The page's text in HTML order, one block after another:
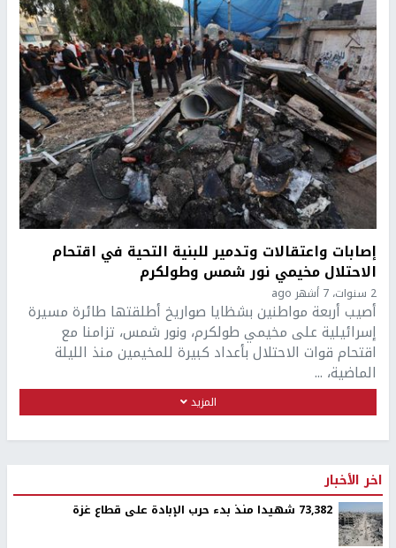
إصابات واعتقالات وتدمير للبنية التحية في اقتحام
الاحتلال مخيمي نور شمس وطولكرم
2 سنوات، 7 أشهر ago
أصيب أربعة مواطنين بشظايا صواريخ أطلقتها طائرة مسيرة
إسرائيلية على مخيمي طولكرم، ونور شمس، تزامنا مع
اقتحام قوات الاحتلال بأعداد كبيرة للمخيمين منذ الليلة
الماضية، ...
المزيد
اخر الأخبار
73,382 شهيدا منذ بدء حرب الإبادة على قطاع غزة